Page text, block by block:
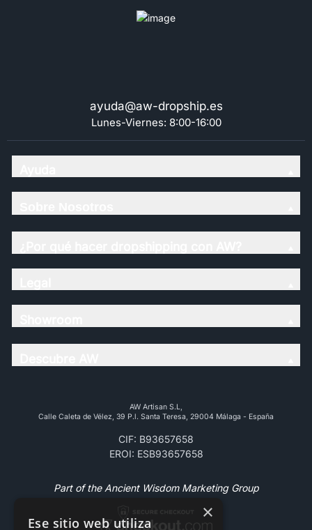
ayuda@aw-dropship.es
Lunes-Viernes: 8:00-16:00
AW Artisan S.L,
Calle Caleta de Vélez, 39 P.l. Santa Teresa, 29004 Málaga - España
CIF: B93657658
EROI: ESB93657658
Part of the Ancient Wisdom Marketing Group
×
Ese sitio web utiliza